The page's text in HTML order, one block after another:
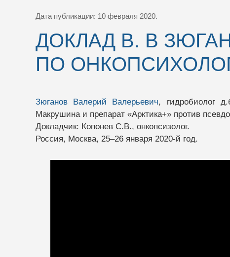
Дата публикации: 10 февраля 2020.
ДОКЛАД В. В
ПО
Зюганов Валерий Валерьевич, гидробиолог
Макрушина и препарат «Арктика+» против
Докладчик: Копонев С.В., онкопсизолог.
Россия, Москва, 25–26 января 2020-й год.